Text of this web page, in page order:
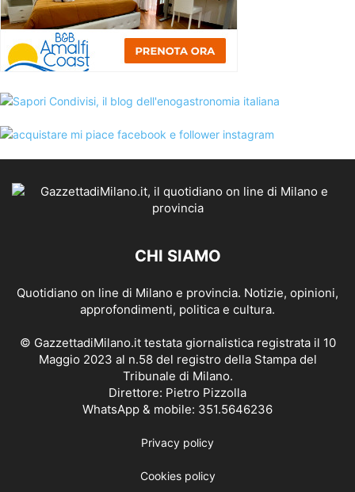
CHI SIAMO
Quotidiano on line di Milano e provincia. Notizie, opinioni,
approfondimenti, politica e cultura.
© GazzettadiMilano.it testata giornalistica registrata il 10
Maggio 2023 al n.58 del registro della Stampa del
Tribunale di Milano.
Direttore: Pietro Pizzolla
WhatsApp & mobile: 351.5646236
Privacy policy
Cookies policy